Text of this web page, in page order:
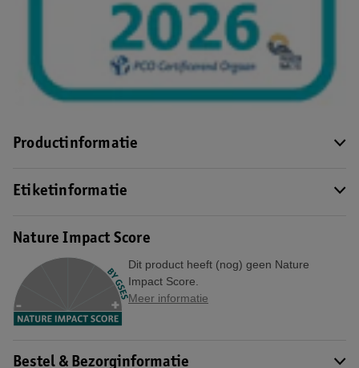
Productinformatie
Etiketinformatie
Nature Impact Score
Dit product heeft (nog) geen Nature
Impact Score.
Meer informatie
Bestel & Bezorginformatie